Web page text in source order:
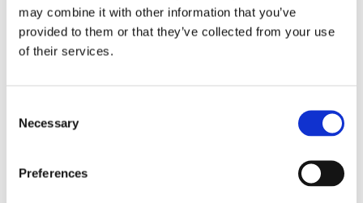
may combine it with other information that you’ve
provided to them or that they’ve collected from your use
of their services.
Necessary
Preferences
Produktinformation
Relaterade produkter